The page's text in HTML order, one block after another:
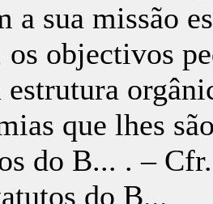
a sua missão
os objectivos
estrutura
que lhes
do B... . –
do B...